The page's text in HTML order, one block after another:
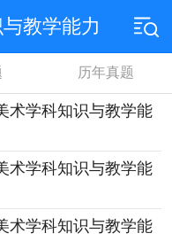
教学能力
历年真题
术学科知识与教学能
术学科知识与教学能
术学科知识与教学能